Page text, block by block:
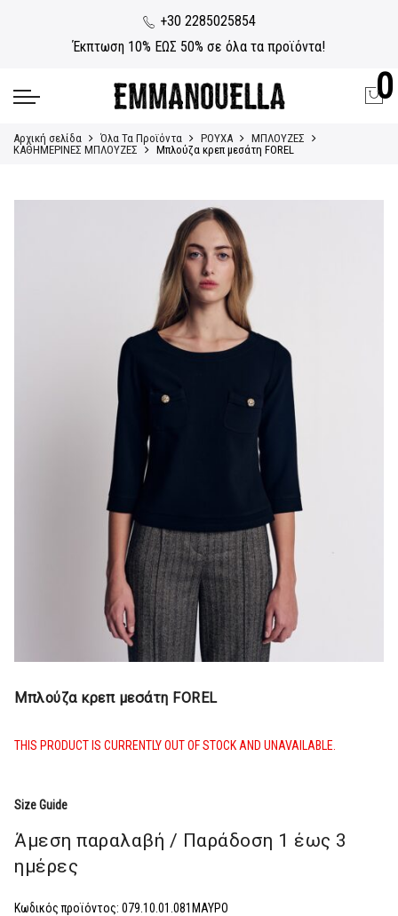
+30 2285025854
Έκπτωση 10% ΕΩΣ 50% σε όλα τα προϊόντα!
0
Αρχική σελίδα Όλα Τα Προϊόντα ΡΟΥΧΑ
ΜΠΛΟΥΖΕΣ
ΚΑΘΗΜΕΡΙΝΕΣ ΜΠΛΟΥΖΕΣ
Μπλούζα κρεπ μεσάτη FOREL
Μπλούζα κρεπ μεσάτη FOREL
THIS PRODUCT IS CURRENTLY OUT OF STOCK AND UNAVAILABLE.
Size Guide
Άμεση παραλαβή / Παράδoση 1 έως 3
ημέρες
Κωδικός προϊόντος: 079.10.01.081ΜΑΥΡΟ